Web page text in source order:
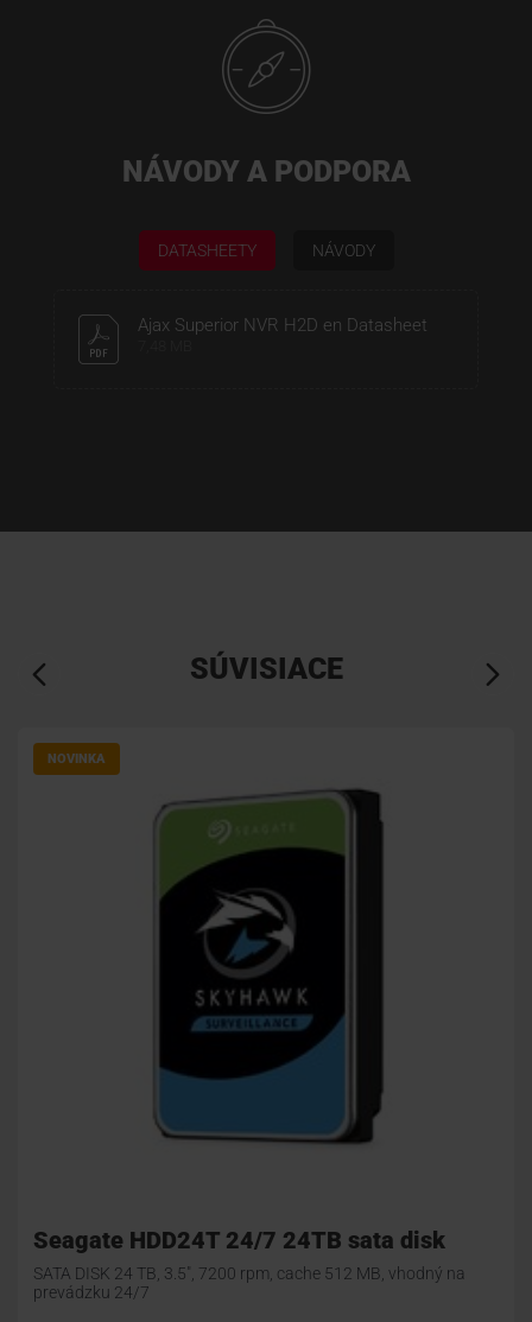
NÁVODY A PODPORA
DATASHEETY NÁVODY
Ajax Superior NVR H2D en Datasheet
SÚVISIACE
NOVINKA
Seagate HDD24T 24/7 24TB sata disk
SATA DISK 24 TB, 3.5", 7200 rpm, cache 512 MB, vhodný na
prevádzku 24/7